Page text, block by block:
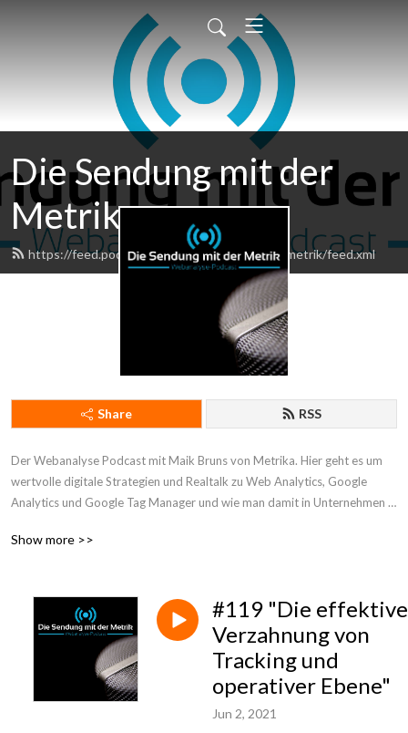
Die Sendung mit der
Metrik
https://feed.podbean.com/diesendungmitdermetrik/feed.xml
Share RSS
Der Webanalyse Podcast mit Maik Bruns von Metrika. Hier geht es um
wertvolle digitale Strategien und Realtalk zu Web Analytics, Google
Analytics und Google Tag Manager und wie man damit in Unternehmen
Show more >>
#119 "Die effektive
Verzahnung von
Tracking und
operativer Ebene"
Jun 2, 2021